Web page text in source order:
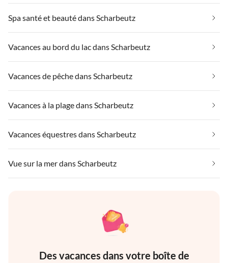
Spa santé et beauté dans Scharbeutz
Vacances au bord du lac dans Scharbeutz
Vacances de pêche dans Scharbeutz
Vacances à la plage dans Scharbeutz
Vacances équestres dans Scharbeutz
Vue sur la mer dans Scharbeutz
Des vacances dans votre boîte de